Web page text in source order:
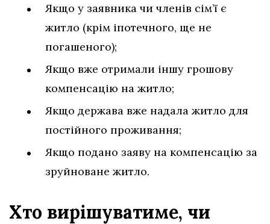
Якщо у заявника чи членів сім’ї є
житло (крім іпотечного, ще не
погашеного);
Якщо вже отримали іншу грошову
компенсацію на житло;
Якщо держава вже надала житло для
постійного проживання;
Якщо подано заяву на компенсацію за
зруйноване житло.
Хто вирішуватиме, чи